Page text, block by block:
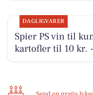
DAGLIGVARER
Spier PS vin til
kartofler til 10 kr.